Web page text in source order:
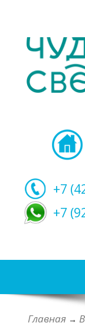
+7
+7
Главная →